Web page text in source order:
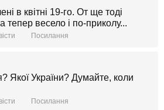
в квітні 19-го. От ще тоді
тепер весело і по-приколу...
Посилання
Якої України? Думайте, коли
Посилання